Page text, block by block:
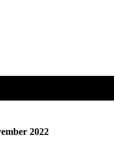
2022